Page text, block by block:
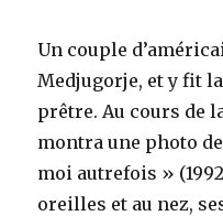
Un couple
Medjugorje, et y fit
prêtre. Au cours de
montra une photo
moi autrefois »
oreilles et au nez,